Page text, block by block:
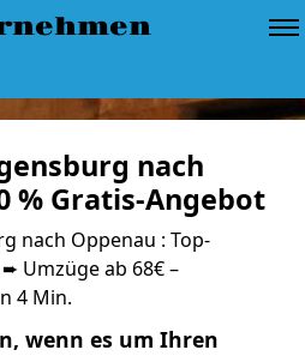
nach
% Gratis-Angebot
nach Oppenau : Top-
Umzüge ab 68€ –
4 Min.
wenn es um Ihren